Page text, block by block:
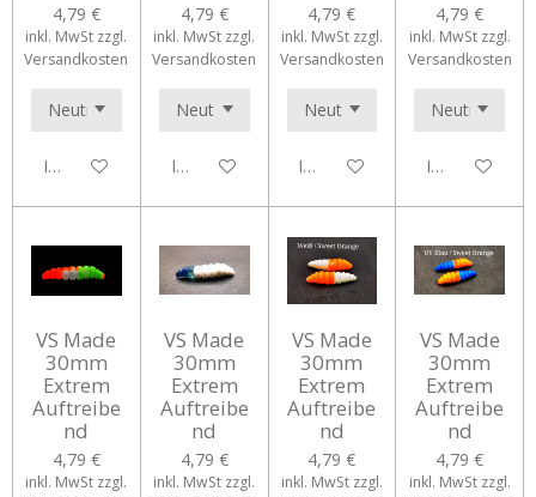
4,79 €
inkl. MwSt zzgl.
Versandkosten
In den Warenkorb
4,79 €
inkl. MwSt zzgl.
Versandkosten
In den Warenkorb
4,79 €
inkl. MwSt zzgl.
Versandkosten
In den Warenkorb
4,79 €
inkl. MwSt zzgl.
Versandkosten
In den
VS Made
30mm
Extrem
Auftreibe
nd
4,79 €
inkl. MwSt zzgl.
VS Made
30mm
Extrem
Auftreibe
nd
4,79 €
inkl. MwSt zzgl.
VS Made
30mm
Extrem
Auftreibe
nd
4,79 €
inkl. MwSt zzgl.
VS Made
30mm
Extrem
Auftreibe
nd
4,79 €
inkl. MwSt zzgl.